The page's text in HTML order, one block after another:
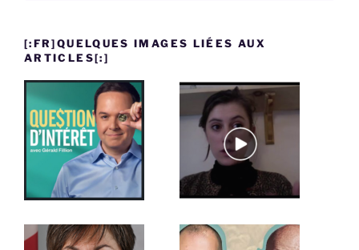
[:FR]QUELQUES IMAGES LIÉES AUX
ARTICLES[:]